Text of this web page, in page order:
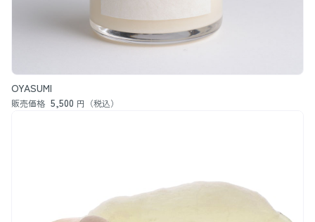
OYASUMI
販売価格 5,500 円（税込）